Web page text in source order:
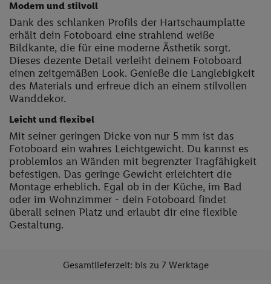
Modern und stilvoll
Dank des schlanken Profils der Hartschaumplatte
erhält dein Fotoboard eine strahlend weiße
Bildkante, die für eine moderne Ästhetik sorgt.
Dieses dezente Detail verleiht deinem Fotoboard
einen zeitgemäßen Look. Genieße die Langlebigkeit
des Materials und erfreue dich an einem stilvollen
Wanddekor.
Leicht und flexibel
Mit seiner geringen Dicke von nur 5 mm ist das
Fotoboard ein wahres Leichtgewicht. Du kannst es
problemlos an Wänden mit begrenzter Tragfähigkeit
befestigen. Das geringe Gewicht erleichtert die
Montage erheblich. Egal ob in der Küche, im Bad
oder im Wohnzimmer - dein Fotoboard findet
überall seinen Platz und erlaubt dir eine flexible
Gestaltung.
Gesamtlieferzeit: bis zu 7 Werktage